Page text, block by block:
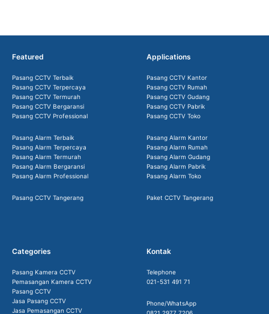
Featured
Pasang CCTV Terbaik
Pasang CCTV Terpercaya
Pasang CCTV Termurah
Pasang CCTV Bergaransi
Pasang CCTV Professional
Pasang Alarm Terbaik
Pasang Alarm Terpercaya
Pasang Alarm Termurah
Pasang Alarm Bergaransi
Pasang Alarm Professional
Pasang CCTV Tangerang
Applications
Pasang CCTV Kantor
Pasang CCTV Rumah
Pasang CCTV Gudang
Pasang CCTV Pabrik
Pasang CCTV Toko
Pasang Alarm Kantor
Pasang Alarm Rumah
Pasang Alarm Gudang
Pasang Alarm Pabrik
Pasang Alarm Toko
Paket CCTV Tangerang
Categories
Pasang Kamera CCTV
Pemasangan Kamera CCTV
Pasang CCTV
Jasa Pasang CCTV
Jasa Pemasangan CCTV
Kontak
Telephone
021-531 491 71
Phone/WhatsApp